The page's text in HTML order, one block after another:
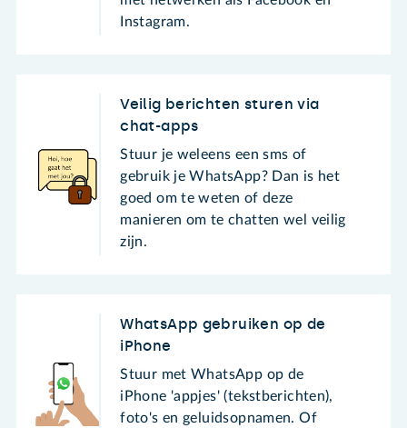
Instagram.
Veilig berichten sturen via
chat-apps
Stuur je weleens een sms of
gebruik je WhatsApp? Dan is het
goed om te weten of deze
manieren om te chatten wel veilig
zijn.
WhatsApp gebruiken op de
iPhone
Stuur met WhatsApp op de
iPhone 'appjes' (tekstberichten),
foto's en geluidsopnamen. Of